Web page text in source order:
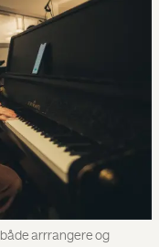
arrrangere og